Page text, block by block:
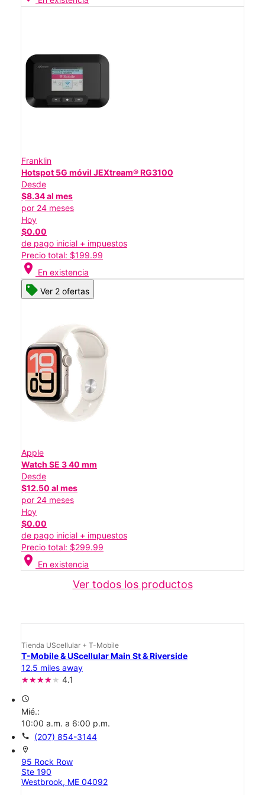
Franklin
Hotspot 5G móvil JEXtream® RG3100
Desde
$8.34 al mes
por 24 meses
Hoy
$0.00
de pago inicial + impuestos
Precio total: $199.99
location_on En existencia
Ver 2 ofertas
Apple
Watch SE 3 40 mm
Desde
$12.50 al mes
por 24 meses
Hoy
$0.00
de pago inicial + impuestos
Precio total: $299.99
location_on En existencia
Ver todos los productos
Tienda UScellular + T-Mobile
T-Mobile & UScellular Main St & Riverside
12.5 miles away
4.1
access_time
Mié.:
10:00 a.m. a 6:00 p.m.
call (207) 854-3144
location_on
95 Rock Row
Ste 190
Westbrook, ME 04092